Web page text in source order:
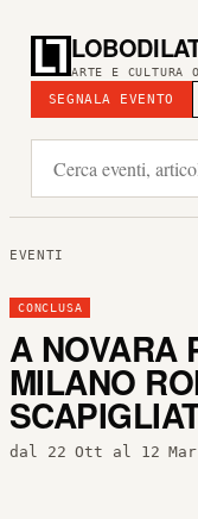
ARTE E CULTURA
SEGNALA EVENTO
EVENTI
CONCLUSA
A NOVARA
MILANO
dal 22 Ott al 12 Mar